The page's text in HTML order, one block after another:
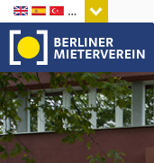
Sprachen